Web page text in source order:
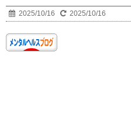
2025/10/16 2025/10/16